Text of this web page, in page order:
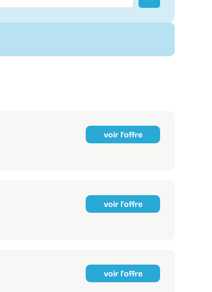
voir l'offre
voir l'offre
voir l'offre